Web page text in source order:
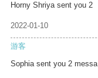
Horny Shriya sent you 2
2022-01-10
游客
Sophia sent you 2 messa